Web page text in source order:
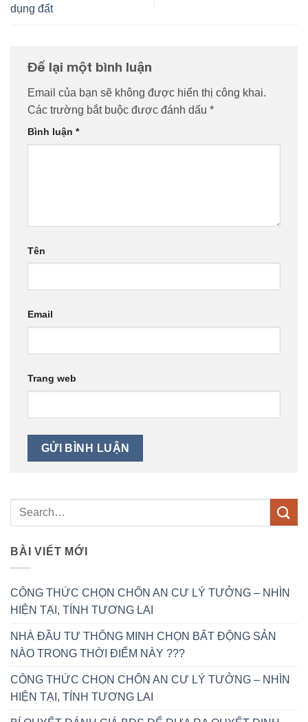
dụng đất
Để lại một bình luận
Email của bạn sẽ không được hiển thị công khai.
Các trường bắt buộc được đánh dấu *
Bình luận *
Tên
Email
Trang web
BÀI VIẾT MỚI
CÔNG THỨC CHỌN CHỐN AN CƯ LÝ TƯỞNG – NHÌN
HIỆN TẠI, TÍNH TƯƠNG LAI
NHÀ ĐẦU TƯ THÔNG MINH CHỌN BẤT ĐỘNG SẢN
NÀO TRONG THỜI ĐIỂM NÀY ???
CÔNG THỨC CHỌN CHỐN AN CƯ LÝ TƯỞNG – NHÌN
HIỆN TẠI, TÍNH TƯƠNG LAI